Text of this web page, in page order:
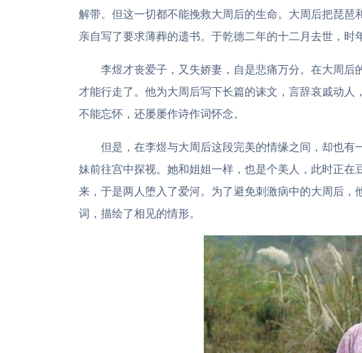
解带。但这一切都不能挽救大周后的生命。大周后把琵
亲自写了要求薄葬的遗书。于乾德二年的十二月去世，时
李煜才丧爱子，又失娇妻，自是悲痛万分。在大周
才能行走了。他为大周后写下长篇的诔文，言辞哀戚动人
不能忘怀，还屡屡作诗作词怀念。
但是，在李煜与大周后这段完美的情缘之间，却也
妹前往宫中探视。她和姐姐一样，也是个美人，此时正
来，于是两人堕入了爱河。为了避免刺激病中的大周后
词，描绘了相见的情形。